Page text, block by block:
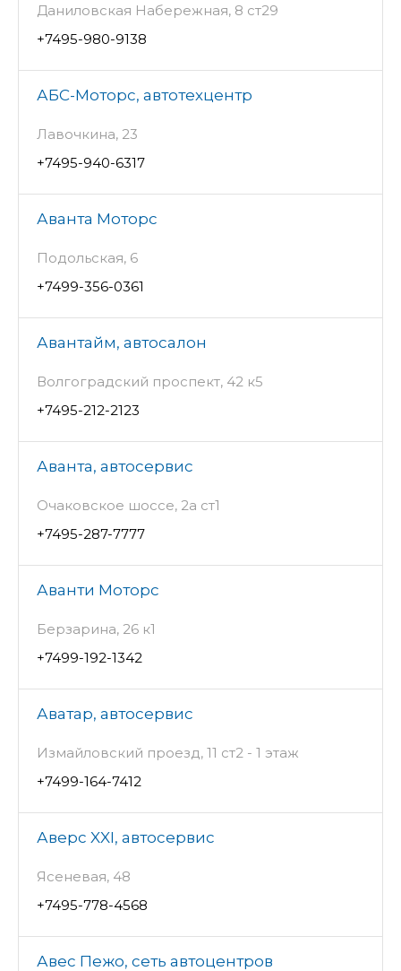
Даниловская Набережная, 8 ст29
+7495-980-9138
АБС-Моторс, автотехцентр
Лавочкина, 23
+7495-940-6317
Аванта Моторс
Подольская, 6
+7499-356-0361
Авантайм, автосалон
Волгоградский проспект, 42 к5
+7495-212-2123
Аванта, автосервис
Очаковское шоссе, 2а ст1
+7495-287-7777
Аванти Моторс
Берзарина, 26 к1
+7499-192-1342
Аватар, автосервис
Измайловский проезд, 11 ст2 - 1 этаж
+7499-164-7412
Аверс XXI, автосервис
Ясеневая, 48
+7495-778-4568
Авес Пежо, сеть автоцентров